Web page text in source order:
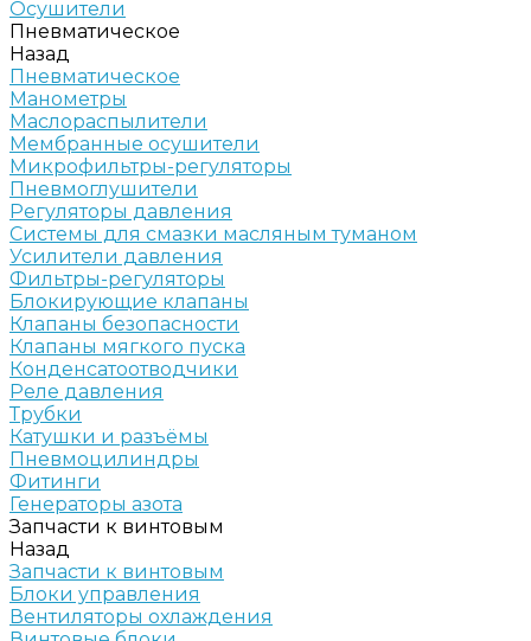
Осушители
Пневматическое
Назад
Пневматическое
Манометры
Маслораспылители
Мембранные осушители
Микрофильтры-регуляторы
Пневмоглушители
Регуляторы давления
Системы для смазки масляным туманом
Усилители давления
Фильтры-регуляторы
Блокирующие клапаны
Клапаны безопасности
Клапаны мягкого пуска
Конденсатоотводчики
Реле давления
Трубки
Катушки и разъёмы
Пневмоцилиндры
Фитинги
Генераторы азота
Запчасти к винтовым
Назад
Запчасти к винтовым
Блоки управления
Вентиляторы охлаждения